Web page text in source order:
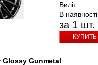
Виліт:
В наявності:
за 1 шт.
КУПИТЬ
Glossy Gunmetal